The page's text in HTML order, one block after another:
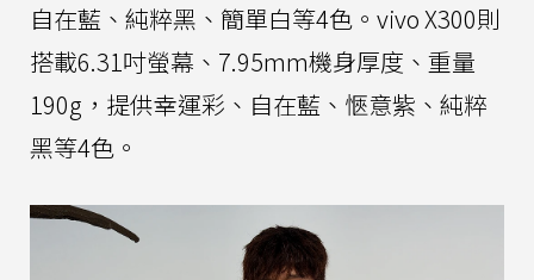
自在藍、純粹黑、簡單白等4色。vivo X300則
搭載6.31吋螢幕、7.95mm機身厚度、重量
190g，提供幸運彩、自在藍、愜意紫、純粹
黑等4色。